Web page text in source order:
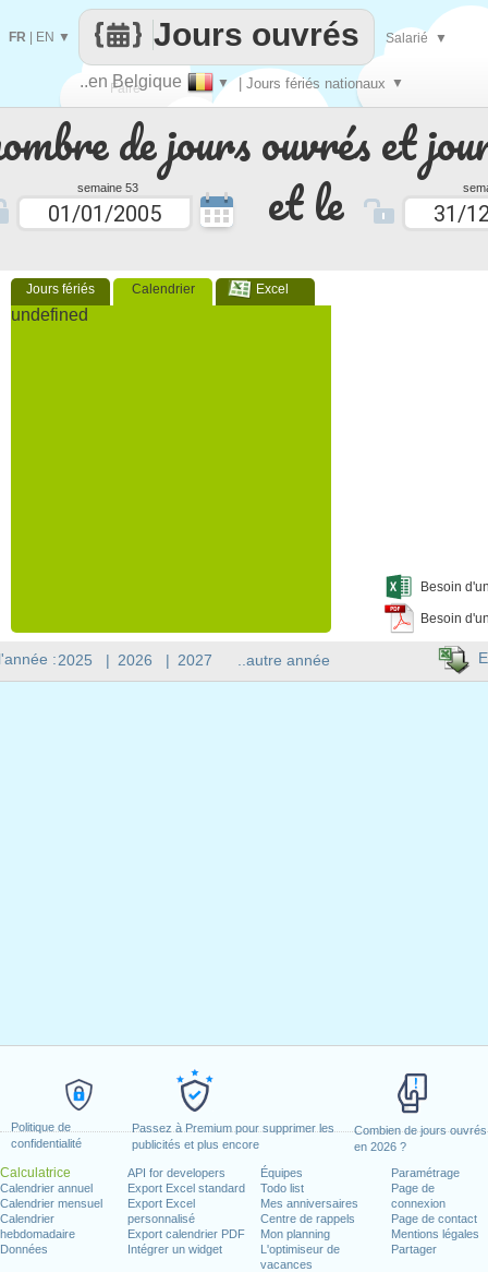
Politique de
confidentialité
Passez à Premium pour supprimer les
publicités et plus encore
Combien de jours ouvrés
en 2026 ?
Calculatrice
Calendrier annuel
Calendrier mensuel
Calendrier
hebdomadaire
Données
API for developers
Export Excel standard
Export Excel
personnalisé
Export calendrier PDF
Intégrer un widget
Équipes
Todo list
Mes anniversaires
Centre de rappels
Mon planning
L'optimiseur de
vacances
Paramétrage
Page de
connexion
Page de contact
Mentions légales
Partager
de jours ouvrés et
semaine 53 et le
Jours fériés Calendrier Excel
undefined
Besoin
Besoin
Faire
que
..en Belgique ▼ | Jours fériés nationaux ▼
Jours ouvrés
FR EN ▼ Salarié ▼
:2025 | 2026 | 2027 ..autre année